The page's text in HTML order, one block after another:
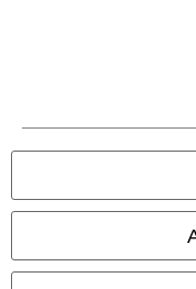
Alle Preise inkl.
© 1986-2026 E.M.P.